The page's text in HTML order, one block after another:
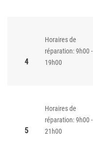
4
Horaires de
réparation: 9h00 -
19h00
5
Horaires de
réparation: 9h00 -
21h00